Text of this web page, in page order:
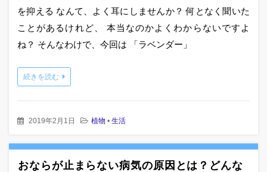
を抑える なんて、よく耳にしませんか？ 何となく聞いた
ことがあるけれど、 本当なのかよくわからないですよ
ね？ そんなわけで、今回は 「ラベンダー」
続きを読む
2019年2月1日 植物 • 生活
おならが止まらない病気の原因とは？どんな